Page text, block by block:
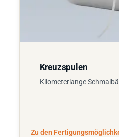
Kreuzspulen
Kilometerlange
Zu den